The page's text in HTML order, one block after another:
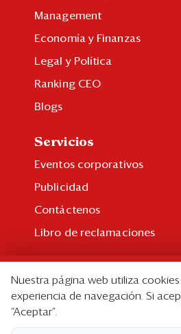
Management
Economía y Finanzas
Legal y Política
Ranking CEO
Blogs
Servicios
Eventos corporativos
Publicidad
Contáctenos
Libro de reclamaciones
Suscripción individual
Paquetes corporativos
Nuestra página web utiliza
experiencia de navegación. Si
“Aceptar”.